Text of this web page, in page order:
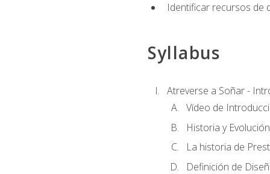
Identificar recursos de
Syllabus
Atreverse a Soñar -
Vídeo de
Historia y
La historia de
Definición de